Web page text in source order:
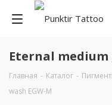
Eternal medium
Главная - Каталог -
wash EGW-M